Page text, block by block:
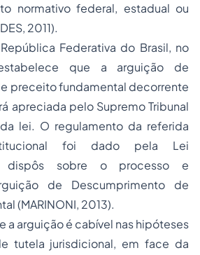
normativo federal, estadual ou
2011).
Federativa do Brasil, no
que a arguição de
preceito fundamental decorrente
apreciada pelo Supremo Tribunal
lei. O regulamento da referida
foi dado pela Lei
dispôs sobre o processo e
de Descumprimento de
(MARINONI, 2013).
a arguição é cabível nas hipóteses
tutela jurisdicional, em face da